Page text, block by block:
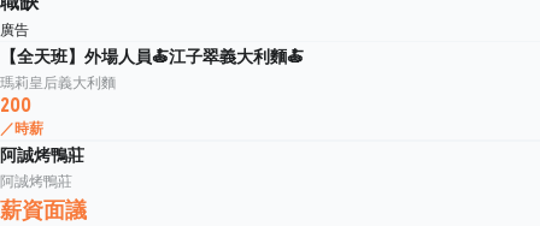
廣告
【全天班】外場人員🍝江子翠義大利麵🍝
瑪莉皇后義大利麵
200
／時薪
阿誠烤鴨莊
阿誠烤鴨莊
薪資面議